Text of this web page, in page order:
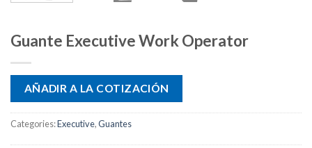
Guante Executive Work Operator
AÑADIR A LA COTIZACIÓN
Categories:Executive,Guantes